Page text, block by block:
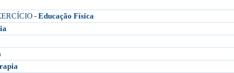
- Educação Física